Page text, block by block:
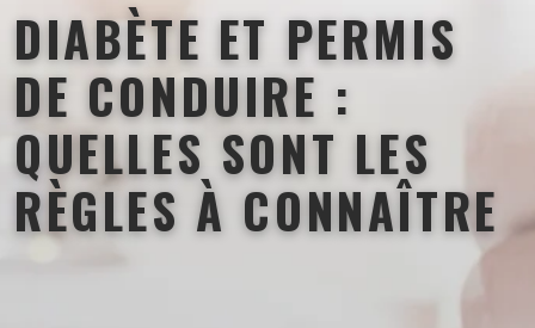
DIABÈTE ET PERMIS
DE CONDUIRE :
QUELLES SONT LES
RÈGLES À CONNAÎTRE